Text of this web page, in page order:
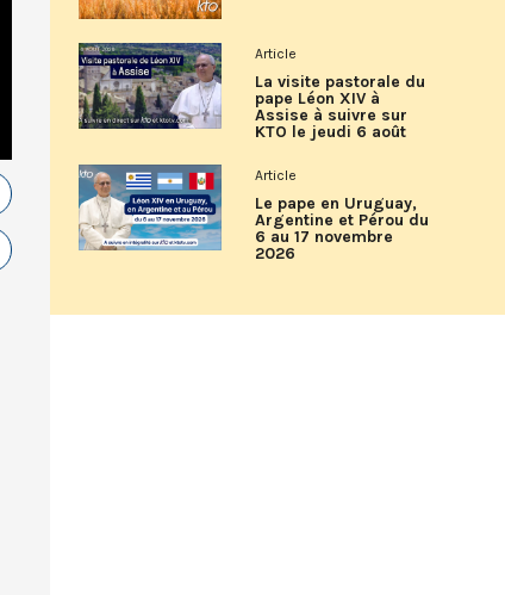
Article
La visite pastorale du
pape Léon XIV à
Assise à suivre sur
KTO le jeudi 6 août
Article
Le pape en Uruguay,
Argentine et Pérou du
6 au 17 novembre
2026